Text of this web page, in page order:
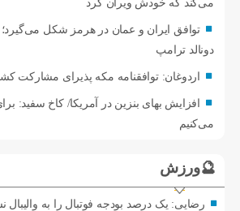
توافق ایران و عمان در هرمز شکل می‌گیرد؛
دونالد ترامپ
اردوغان: توافقنامه مکه پذیرای
افزایش بهای بنزین در آمریکا/ کاخ سفید:
می‌کنیم
🔮ورزش
رضایی: یک درصد بودجه فوتبال را به والیبال